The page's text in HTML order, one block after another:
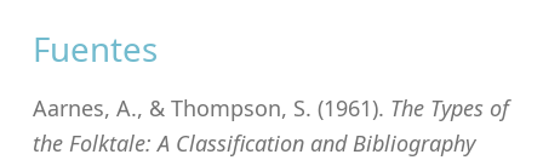
Fuentes
Aarnes, A., & Thompson, S. (1961). The Types of
the Folktale: A Classification and Bibliography